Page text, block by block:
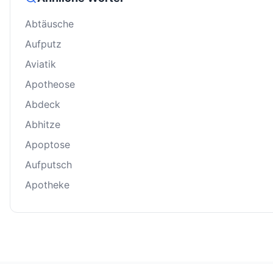
Abtäusche
Aufputz
Aviatik
Apotheose
Abdeck
Abhitze
Apoptose
Aufputsch
Apotheke